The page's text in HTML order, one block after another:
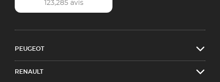
123,285 avis
PEUGEOT
RENAULT